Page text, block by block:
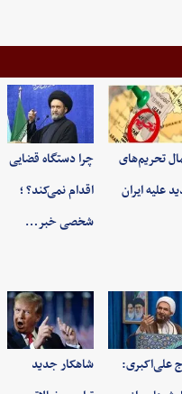
تحریم‌های
علیه ایران
چرا دستگاه قضایی
اقدام نمی‌کند؟ ؛
شخصی خبر…
علی‌اکبری:
شاهکار جدید